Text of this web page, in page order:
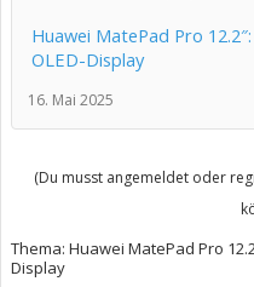
Huawei MatePad Pro
OLED-Display
16. Mai 2025
(Du musst angemeldet oder
Thema: Huawei MatePad Pro
Display